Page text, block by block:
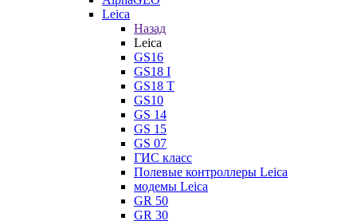
Leica
Назад
Leica
GS16
GS18 I
GS18 T
GS10
GS 14
GS 15
GS 07
ГИС класс
Полевые контроллеры Leica
модемы Leica
GR 50
GR 30